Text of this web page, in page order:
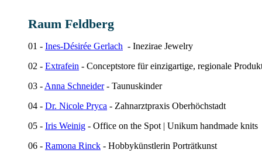
Raum Feldberg
01 - Ines-Désirée Gerlach - Inezirae Jewelry
02 - Extrafein - Conceptstore für einzigartige, regionale
03 - Anna Schneider- Taunuskinder
04 - Dr. Nicole Pryca - Zahnarztpraxis Oberhöchstadt
05 - Iris Weinig - Office on the Spot | Unikum handmade knits
06 - Ramona Rinck - Hobbykünstlerin Porträtkunst